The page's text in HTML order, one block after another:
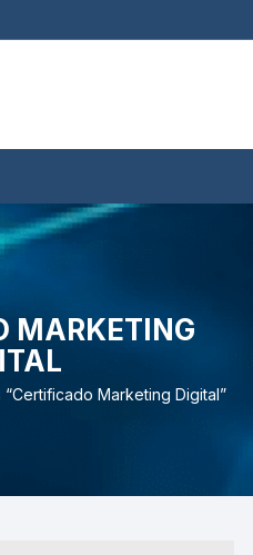
MARKETING
Marketing Digital”